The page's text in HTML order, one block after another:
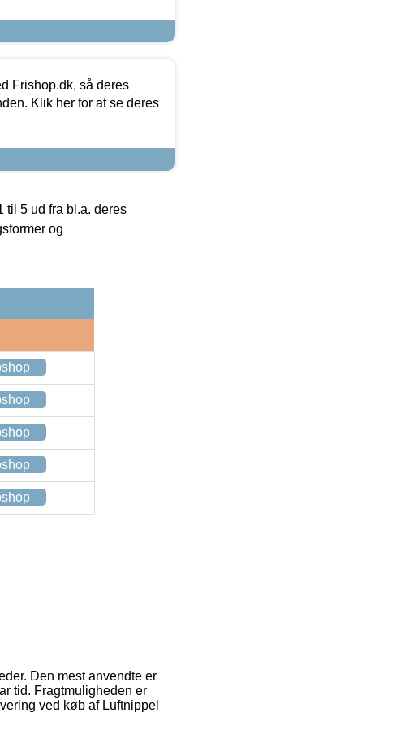
Frishop.dk, så deres
Klik her for at se deres
til 5 ud fra bl.a. deres
og
Den mest anvendte er
tid. Fragtmuligheden er
ved køb af Luftnippel